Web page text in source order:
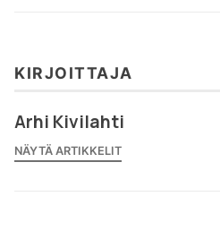
KIRJOITTAJA
Arhi Kivilahti
NÄYTÄ ARTIKKELIT